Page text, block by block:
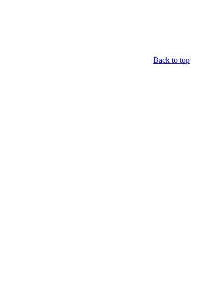
Back to top